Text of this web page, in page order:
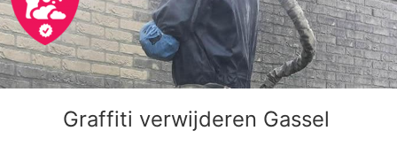
Graffiti verwijderen Gassel